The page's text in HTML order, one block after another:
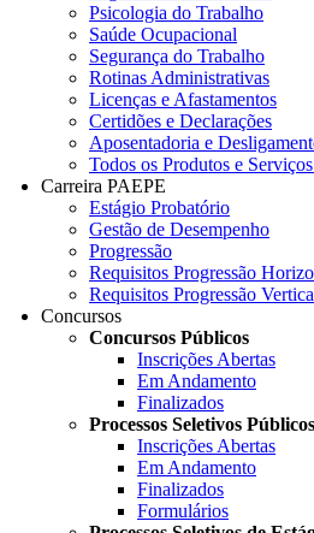
Psicologia do Trabalho
Saúde Ocupacional
Segurança do Trabalho
Rotinas Administrativas
Licenças e Afastamentos
Certidões e Declarações
Aposentadoria e
Todos os Produtos e
Carreira PAEPE
Estágio Probatório
Gestão de Desempenho
Progressão
Requisitos Progressão
Requisitos Progressão
Concursos
Concursos Públicos
Inscrições Abertas
Em Andamento
Finalizados
Processos Seletivos
Inscrições Abertas
Em Andamento
Finalizados
Formulários